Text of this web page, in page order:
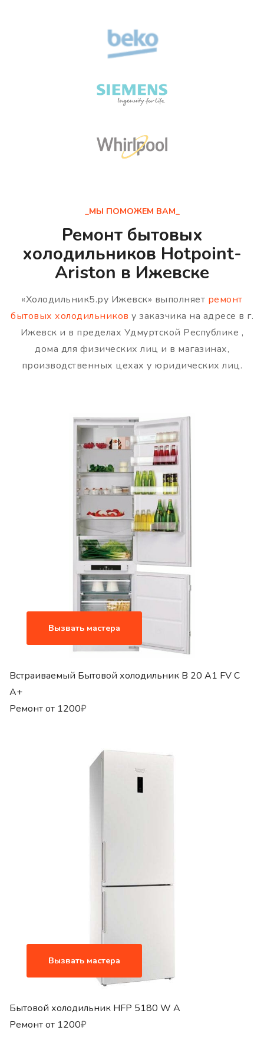
_МЫ ПОМОЖЕМ ВАМ_
Ремонт бытовых
холодильников Hotpoint-
Ariston в Ижевске
«Холодильник5.ру Ижевск» выполняет ремонт
бытовых холодильников у заказчика на адресе в г.
Ижевск и в пределах Удмуртской Республике ,
дома для физических лиц и в магазинах,
производственных цехах у юридических лиц.
Вызвать мастера
Встраиваемый Бытовой холодильник B 20 A1 FV C
A+
Ремонт от 1200₽
Вызвать мастера
Бытовой холодильник HFP 5180 W A
Ремонт от 1200₽